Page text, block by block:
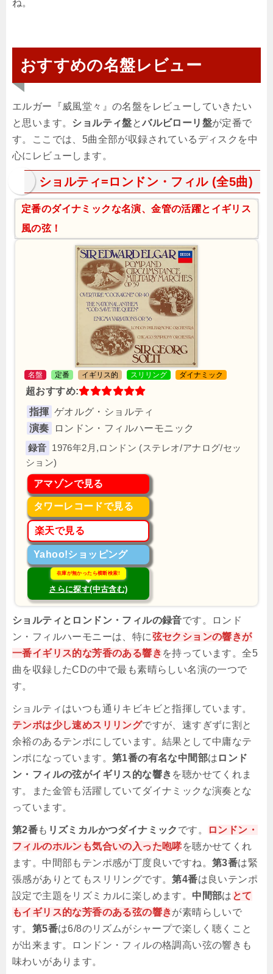
ね。
おすすめの名盤レビュー
エルガー『威風堂々』の名盤をレビューしていきたい
と思います。 ショルティ盤とバルビローリ盤が定番で
す。ここでは、5曲全部が収録されているディスクを中
心にレビューします。
ショルティ=ロンドン・フィル (全5曲)
定番のダイナミックな名演、金管の活躍とイギリス
風の弦！
名盤 定番 イギリス的 スリリング ダイナミック
超おすすめ:
指揮 ゲオルグ・ショルティ
演奏
ロンドン・フィルハーモニック
1976年2月,ロンドン (ステレオ/アナログ/セッ
ション)
アマゾンで見る
タワーレコードで見る
楽天で見る
Yahoo!ショッピング
在庫が無かったら横断検索!
さらに探す(中古含む)
ショルティとロンドン・フィルの録音です。ロンド
ン・フィルハーモニーは、特に弦セクションの響きが
一番イギリス的な芳香のある響き を持っています。全5
曲を収録したCDの中で最も素晴らしい名演の一つで
す。
ショルティはいつも通りキビキビと指揮しています。
テンポは少し速めスリリングですが、速すぎずに割と
余裕のあるテンポにしています。結果として中庸なテ
ンポになっています。 第1番の有名な中間部は ロンド
ン・フィルの弦がイギリス的な響き を聴かせてくれま
す。また金管も活躍していてダイナミックな演奏とな
っています。
第2番も リズミカルかつダイナミック です。
ロンドン・
フィルのホルンも気合いの入った咆哮を聴かせてくれ
ます。中間部もテンポ感が丁度良いですね。 第3番は緊
張感がありとてもスリリングです。第4番は良いテンポ
設定で主題をリズミカルに楽しめます。 中間部は とて
もイギリス的な芳香のある弦の響きが素晴らしいで
す。 第5番は6/8のリズムがシャープで楽しく聴くこと
が出来ます。ロンドン・フィルの格調高い弦の響きも
味わいがあります。